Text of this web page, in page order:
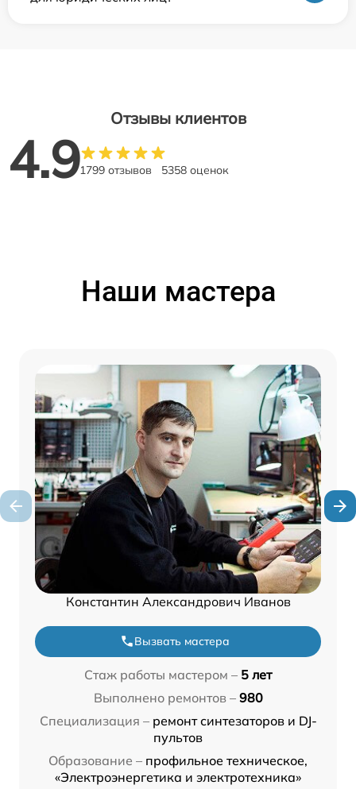
Отзывы клиентов
4.91799 отзывов 5358 оценок
Наши мастера
Константин Александрович Иванов
Вызвать мастера
Стаж работы мастером – 5 лет
Выполнено ремонтов – 980
Специализация – ремонт синтезаторов и DJ-
пультов
Образование – профильное техническое,
«Электроэнергетика и электротехника»